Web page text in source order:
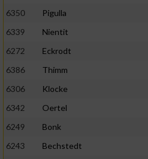
6350
Pigulla
6339
Nientit
6272
Eckrodt
6386
Thimm
6306
Klocke
6342
Oertel
6249
Bonk
6243
Bechstedt